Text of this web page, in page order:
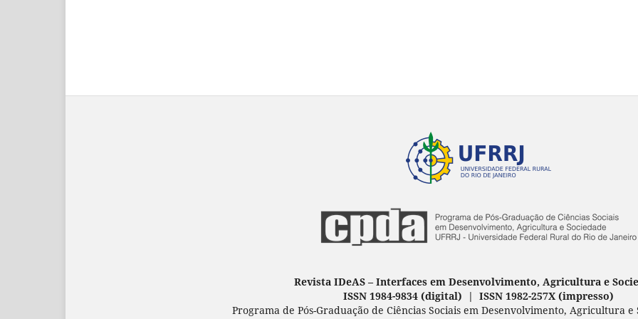
Revista IDeAS – Interfaces em Desenvolvimento, Agricultura e
ISSN 1984-9834 (digital) | ISSN 1982-257X (impresso)
Programa de Pós-Graduação de Ciências Sociais em Desenvolvimento, Agricultura e